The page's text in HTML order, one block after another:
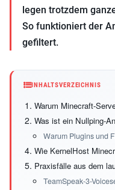
legen trotzdem
So funktioniert der
gefiltert.
INHALTSVERZEICHNIS
Warum Minecraft-
Was ist ein Nullping-
Warum Plugins und
Wie KernelHost
Praxisfälle aus dem
TeamSpeak-3-